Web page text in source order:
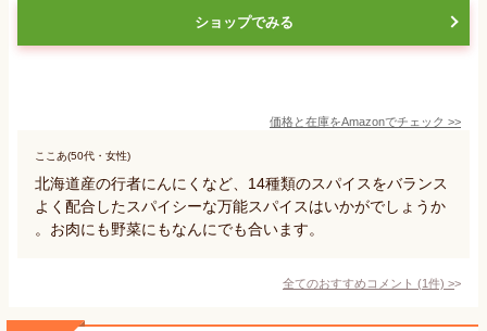
ショップでみる
価格と在庫をAmazonでチェック >>
ここあ(50代・女性)
北海道産の行者にんにくなど、14種類のスパイスをバランス
よく配合したスパイシーな万能スパイスはいかがでしょうか
。お肉にも野菜にもなんにでも合います。
全てのおすすめコメント (1件) >